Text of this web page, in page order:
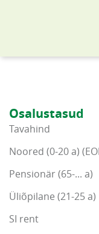
Osalustasud
Tavahind
Noored (0-20 a)
Pensionär (65-... a)
Üliõpilane (21-25 a)
SI rent